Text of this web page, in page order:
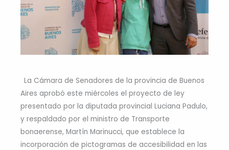
La Cámara de Senadores de la provincia de Buenos
Aires aprobó este miércoles el proyecto de ley
presentado por la diputada provincial Luciana Padulo,
y respaldado por el ministro de Transporte
bonaerense, Martín Marinucci, que establece la
incorporación de pictogramas de accesibilidad en las